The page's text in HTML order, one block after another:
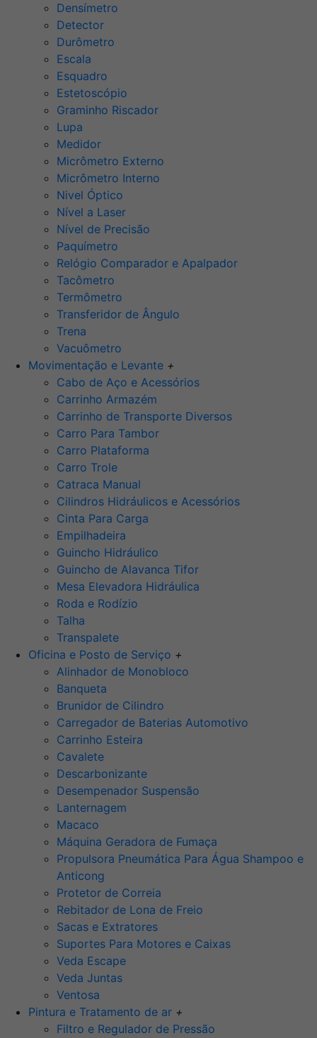
Densímetro
Detector
Durômetro
Escala
Esquadro
Estetoscópio
Graminho Riscador
Lupa
Medidor
Micrômetro Externo
Micrômetro Interno
Nivel Óptico
Nível a Laser
Nível de Precisão
Paquímetro
Relógio Comparador e Apalpador
Tacômetro
Termômetro
Transferidor de Ângulo
Trena
Vacuômetro
Movimentação e Levante +
Cabo de Aço e Acessórios
Carrinho Armazém
Carrinho de Transporte Diversos
Carro Para Tambor
Carro Plataforma
Carro Trole
Catraca Manual
Cilindros Hidráulicos e Acessórios
Cinta Para Carga
Empilhadeira
Guincho Hidráulico
Guincho de Alavanca Tifor
Mesa Elevadora Hidráulica
Roda e Rodízio
Talha
Transpalete
Oficina e Posto de Serviço +
Alinhador de Monobloco
Banqueta
Brunidor de Cilindro
Carregador de Baterias Automotivo
Carrinho Esteira
Cavalete
Descarbonizante
Desempenador Suspensão
Lanternagem
Macaco
Máquina Geradora de Fumaça
Propulsora Pneumática Para Água Shampoo e
Anticong
Protetor de Correia
Rebitador de Lona de Freio
Sacas e Extratores
Suportes Para Motores e Caixas
Veda Escape
Veda Juntas
Ventosa
Pintura e Tratamento de ar +
Filtro e Regulador de Pressão